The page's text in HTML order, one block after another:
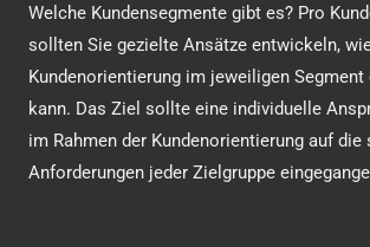
Welche Kundensegmente gibt es? Pro
sollten Sie gezielte Ansätze entwickeln,
Kundenorientierung im jeweiligen
kann. Das Ziel sollte eine individuelle
im Rahmen der Kundenorientierung auf die
Anforderungen jeder Zielgruppe